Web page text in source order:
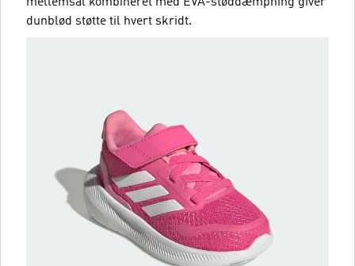
dunblød støtte til hvert skridt.